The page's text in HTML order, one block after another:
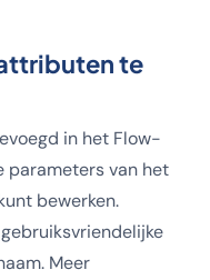
te
in het Flow-
parameters van het
bewerken.
Meer